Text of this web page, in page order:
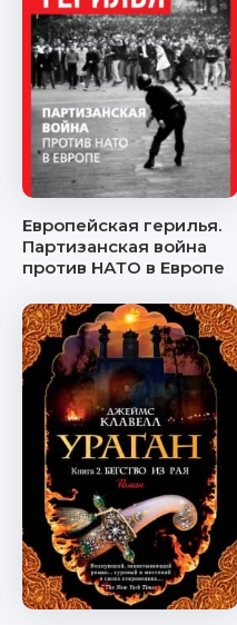
Европейская герилья.
Партизанская война
против НАТО в Европе